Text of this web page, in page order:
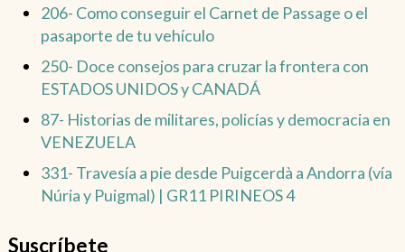
206- Como conseguir el Carnet de Passage o el
pasaporte de tu vehículo
250- Doce consejos para cruzar la frontera con
ESTADOS UNIDOS y CANADÁ
87- Historias de militares, policías y democracia en
VENEZUELA
331- Travesía a pie desde Puigcerdà a Andorra (vía
Núria y Puigmal) | GR11 PIRINEOS 4
Suscríbete